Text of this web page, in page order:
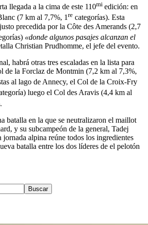
llegada a la cima de este 110mi edición: en
(7 km al 7,7%, 1re categorías). Esta
precedida por la Côte des Amerands (2,7
«donde algunos pasajes alcanzan el
Christian Prudhomme, el jefe del evento.
habrá otras tres escaladas en la lista para
de la Forclaz de Montmin (7,2 km al 7,3%,
al lago de Annecy, el Col de la Croix-Fry
luego el Col des Aravis (4,4 km al
batalla en la que se neutralizaron el maillot
y su subcampeón de la general, Tadej
jornada alpina reúne todos los ingredientes
batalla entre los dos líderes de el pelotón
Buscar